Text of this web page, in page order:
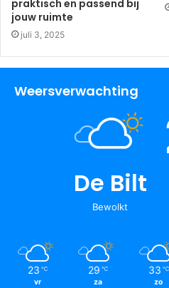
praktisch en passend bij
jouw ruimte
juli 3, 2025
Weersverwachting
De Bilt
Bewolkt
23 ℃
vr
29 ℃
za
33 ℃
zo